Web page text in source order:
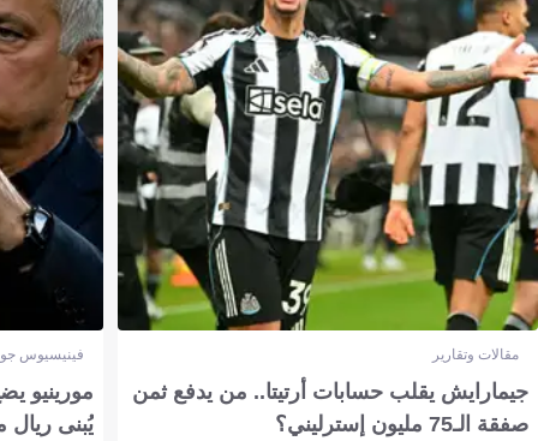
مقالات وتقارير
جيمارايش يقلب حسابات أرتيتا.. من يدفع ثمن
صفقة الـ75 مليون إسترليني؟
فينيسيوس
مورينيو
يُبنى ريال